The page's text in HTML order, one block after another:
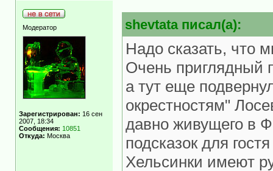
Модератор
Зарегистрирован: 16 сен
2007, 18:34
Сообщения: 10851
Откуда: Москва
shevtata писал(а):
Надо сказать, что
Очень приглядный
а тут еще
окрестностям"
давно живущего в
подсказок для
Хельсинки имеют